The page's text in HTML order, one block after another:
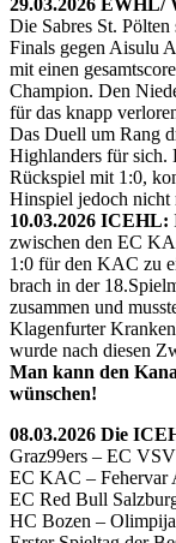
Die Sabres St.
Finals gegen Aisulu
mit einen
Champion. Den
für das knapp
Das Duell um Rang
Highlanders für sich.
Rückspiel mit 1:0,
Hinspiel jedoch nicht
10.03.2026 ICEHL:
zwischen den EC
1:0 für den KAC zu
brach in der
zusammen und
Klagenfurter
wurde nach diesen
Man kann den
wünschen!
08.03.2026 Die
Graz99ers – EC VSV
EC KAC – Fehervar
EC Red Bull
HC Bozen –